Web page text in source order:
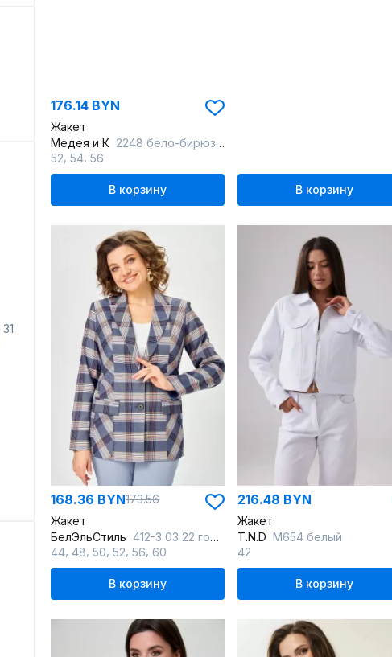
31
176.14 BYN
Жакет
Медея и К 2248 бело-бирюзовый
52 54 56
В корзину В корзину
168.36 BYN173.56
Жакет
БелЭльСтиль 412-3 03 22 голубая-клетка
44 48 50 52 56 60
В корзину
216.48 BYN
Жакет
T.N.D М654 белый
42
В корзину